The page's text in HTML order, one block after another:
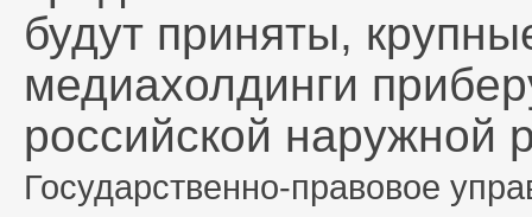
будут приняты,
медиахолдинги
российской наружной
Государственно-правовое